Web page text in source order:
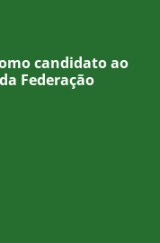
candidato ao
Federação